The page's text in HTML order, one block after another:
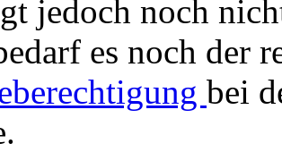
jedoch noch
es noch der
bei